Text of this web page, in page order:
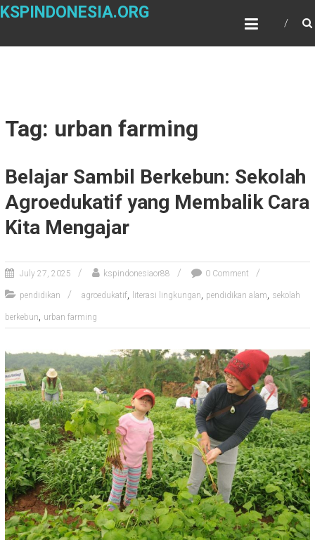
Skip
KSPINDONESIA.ORG
Tag: urban farming
Belajar Sambil Berkebun: Sekolah
Agroedukatif yang Membalik Cara
Kita Mengajar
July 27, 2025 kspindonesiaor88 0 Comment
pendidikan agroedukatif, literasi lingkungan, pendidikan alam, sekolah
berkebun, urban farming